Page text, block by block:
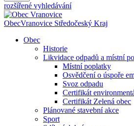
rozšířené vyhledávání
ObecVranovice Středočeský Kraj
Obec
Historie
Likvidace odpadů a místní
Místní poplatky
Osvědčení o úspoře
Svoz odpadu
Certifikát
Certifikát Zelená obec
Plánované stavební akce
Sport